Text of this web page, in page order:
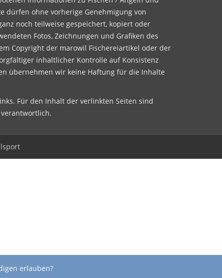
dürfen ohne vorherige Genehmigung von
noch teilweise gespeichert, kopiert oder
Fotos, Zeichnungen und Grafiken des
Copyright der marowil Fischereiartikel oder der
inhaltlicher Kontrolle auf Konsistenz
übernehmen wir keine Haftung für die Inhalte
Für den Inhalt der verlinkten Seiten sind
erlauben?